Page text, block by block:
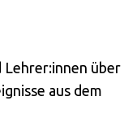
Lehrer:innen über
aus dem